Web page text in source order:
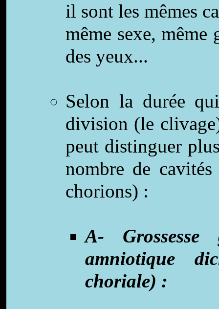
il sont les mêmes
même sexe, même
des yeux...
Selon la durée
division (le
peut distinguer
nombre de
chorions) :
A- Grossesse
amniotique
choriale) :